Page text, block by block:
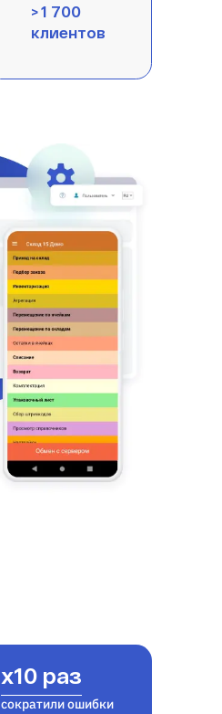
> 1 700
клиентов
x10 раз
сократили ошибки